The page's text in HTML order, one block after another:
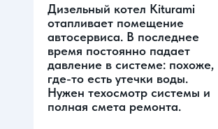
Дизельный котел Kiturami
отапливает помещение
автосервиса. В последнее
время постоянно падает
давление в системе: похоже,
где-то есть утечки воды.
Нужен техосмотр системы и
полная смета ремонта.